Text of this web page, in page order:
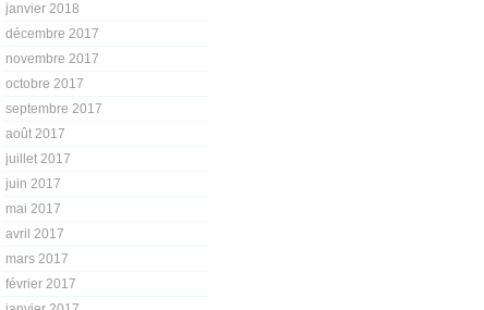
janvier 2018
décembre 2017
novembre 2017
octobre 2017
septembre 2017
août 2017
juillet 2017
juin 2017
mai 2017
avril 2017
mars 2017
février 2017